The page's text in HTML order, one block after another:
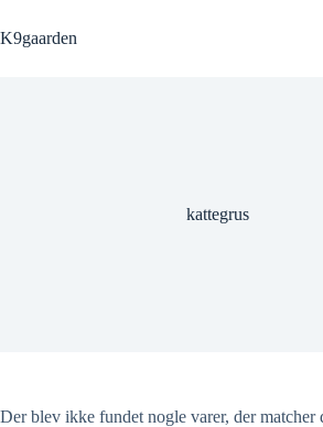
til
indhold
K9gaarden
kattegrus
Der blev ikke fundet nogle varer, der matcher